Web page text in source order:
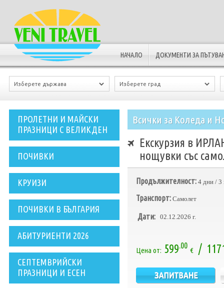
НАЧАЛО ДОКУМЕНТИ ЗА
ПРОЛЕТНИ И МАЙСКИ
ПРАЗНИЦИ С ВЕЛИКДЕН
ПОЧИВКИ
КРУИЗИ
ПОЧИВКИ В БЪЛГАРИЯ
АБИТУРИЕНТИ 2026
СЕПТЕМВРИЙСКИ
ПРАЗНИЦИ И ЕСЕН
Всички за Коледа и
Екскурзия в
нощувки със
Продължителност: 4 дни / 3
Транспорт: Самолет
Дати: 02.12.2026 г.
Цена от: 599.00
€ /